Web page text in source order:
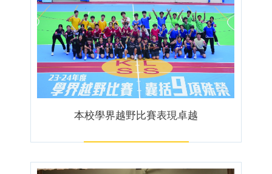
本校學界越野比賽表現卓越